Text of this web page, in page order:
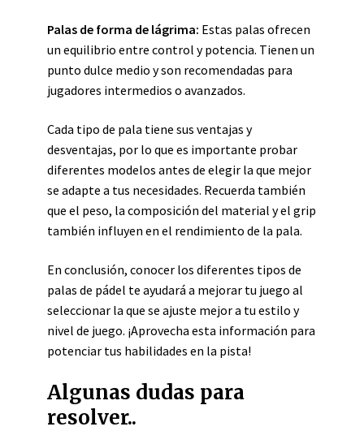
Palas de forma de lágrima: Estas palas ofrecen
un equilibrio entre control y potencia. Tienen un
punto dulce medio y son recomendadas para
jugadores intermedios o avanzados.
Cada tipo de pala tiene sus ventajas y
desventajas, por lo que es importante probar
diferentes modelos antes de elegir la que mejor
se adapte a tus necesidades. Recuerda también
que el peso, la composición del material y el grip
también influyen en el rendimiento de la pala.
En conclusión, conocer los diferentes tipos de
palas de pádel te ayudará a mejorar tu juego al
seleccionar la que se ajuste mejor a tu estilo y
nivel de juego. ¡Aprovecha esta información para
potenciar tus habilidades en la pista!
Algunas dudas para
resolver..